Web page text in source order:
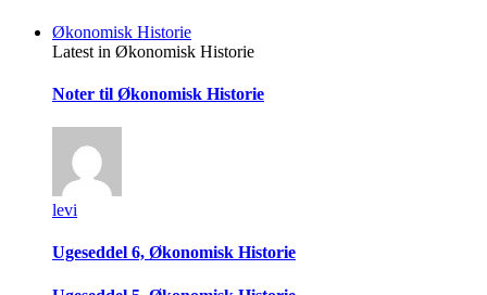
Økonomisk Historie
Latest in Økonomisk Historie
Noter til Økonomisk Historie
levi
Ugeseddel 6, Økonomisk Historie